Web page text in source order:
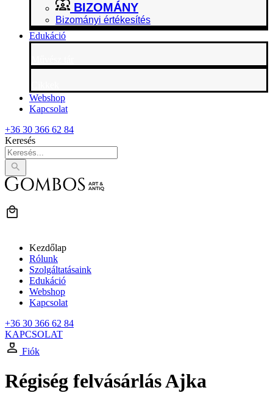
BIZOMÁNY
Bizományi értékesítés
Edukáció
Webshop
Kapcsolat
+36 30 366 62 84
Keresés
Kezdőlap
Rólunk
Szolgáltatásaink
Edukáció
Webshop
Kapcsolat
+36 30 366 62 84
KAPCSOLAT
Fiók
Régiség felvásárlás Ajka